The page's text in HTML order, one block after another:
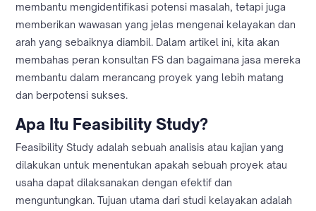
membantu mengidentifikasi potensi masalah, tetapi juga
memberikan wawasan yang jelas mengenai kelayakan dan
arah yang sebaiknya diambil. Dalam artikel ini, kita akan
membahas peran konsultan FS dan bagaimana jasa mereka
membantu dalam merancang proyek yang lebih matang
dan berpotensi sukses.
Apa Itu Feasibility Study?
Feasibility Study adalah sebuah analisis atau kajian yang
dilakukan untuk menentukan apakah sebuah proyek atau
usaha dapat dilaksanakan dengan efektif dan
menguntungkan. Tujuan utama dari studi kelayakan adalah